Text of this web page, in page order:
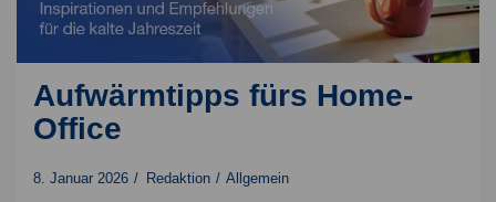
Aufwärmtipps fürs Home-
Office
8. Januar 2026 Redaktion Allgemein